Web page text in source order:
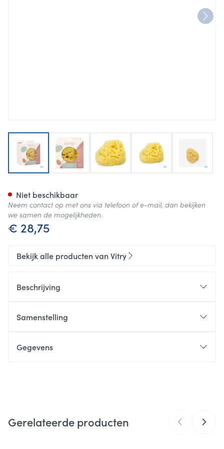
View larger imageView larger imageView larger image
€ 28,75
Niet beschikbaar
Neem contact op met ons via telefoon of e-mail, dan bekijken
we samen de mogelijkheden.
Bekijk alle producten van Vitry
Beschrijving
Samenstelling
Gegevens
Merken Vitry
Gerelateerde producten